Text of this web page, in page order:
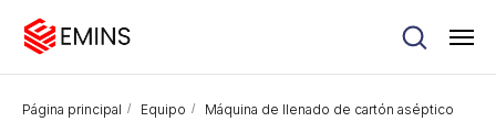
Página principal / Equipo / Máquina de llenado de cartón aséptico